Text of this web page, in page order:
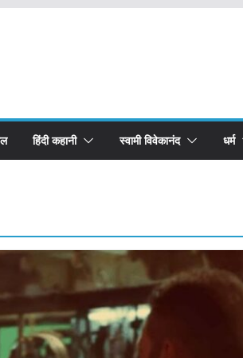
हिंदी कहानी स्वामी विवेकानंद धर्म